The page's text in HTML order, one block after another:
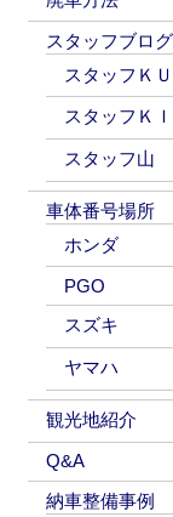
スタッフブログ
スタッフＫＵ
スタッフＫＩ
スタッフ山
車体番号場所
ホンダ
PGO
スズキ
ヤマハ
観光地紹介
Q&A
納車整備事例